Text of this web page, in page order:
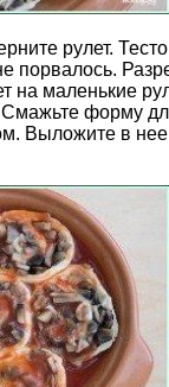
рулет.
порвалось.
на маленькие
Смажьте форму
Выложите в нее